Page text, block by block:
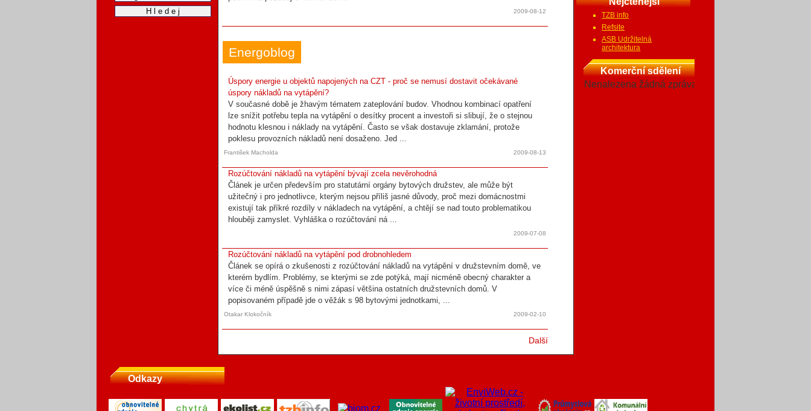
2009-08-12
Energoblog
Úspory energie u objektů napojených na CZT - proč se nemusí dostavit očekávané
úspory nákladů na vytápění?
V současné době je žhavým tématem zateplování budov. Vhodnou kombinací opatření
lze snížit potřebu tepla na vytápění o desítky procent a investoři si slibují, že o stejnou
hodnotu klesnou i náklady na vytápění. Často se však dostavuje zklamání, protože
poklesu provozních nákladů není dosaženo. Jed ...
František Macholda 2009-08-13
Rozúčtování nákladů na vytápění bývají zcela nevěrohodná
Článek je určen především pro statutární orgány bytových družstev, ale může být
užitečný i pro jednotlivce, kterým nejsou příliš jasné důvody, proč mezi domácnostmi
existují tak příkré rozdíly v nákladech na vytápění, a chtějí se nad touto problematikou
hlouběji zamyslet. Vyhláška o rozúčtování ná ...
2009-07-08
Rozúčtování nákladů na vytápění pod drobnohledem
Článek se opírá o zkušenosti z rozúčtování nákladů na vytápění v družstevním domě, ve
kterém bydlím. Problémy, se kterými se zde potýká, mají nicméně obecný charakter a
více či méně úspěšně s nimi zápasí většina ostatních družstevních domů. V
popisovaném případě jde o věžák s 98 bytovými jednotkami, ...
Otakar Klokočník 2009-02-10
Další
TZB info
Refsite
ASB Udržitelná
architektura
Komerční sdělení
Nenalezena žádná zpráva
Odkazy